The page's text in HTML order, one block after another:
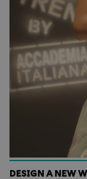
DESIGN A NEW